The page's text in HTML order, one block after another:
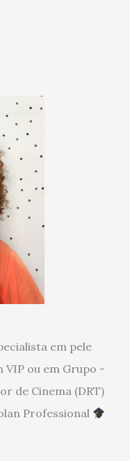
em pele
VIP ou em Grupo -
de Cinema (DRT)
Professional